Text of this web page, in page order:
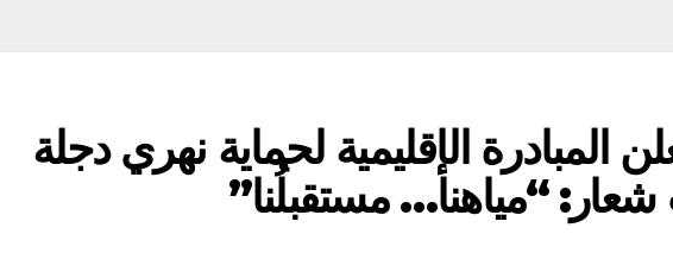
المبادرة الإقليمية لحماية نهري دجلة
“مياهنا… مستقبلُنا”